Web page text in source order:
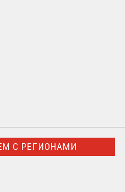
С РЕГИОНАМИ